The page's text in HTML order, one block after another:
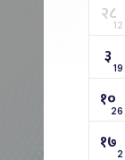
२८12
३ 19
१०26
१७2